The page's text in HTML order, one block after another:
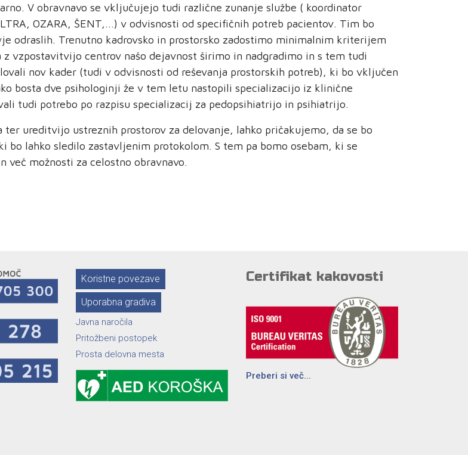
V obravnavo se vključujejo tudi različne zunanje službe ( koordinator
OZARA, ŠENT,...) v odvisnosti od specifičnih potreb pacientov. Tim bo
odraslih. Trenutno kadrovsko in prostorsko zadostimo minimalnim kriterijem
vzpostavitvijo centrov našo dejavnost širimo in nadgradimo in s tem tudi
nov kader (tudi v odvisnosti od reševanja prostorskih potreb), ki bo vključen
bosta dve psihologinji že v tem letu nastopili specializacijo iz klinične
tudi potrebo po razpisu specializacij za pedopsihiatrijo in psihiatrijo.
ureditvijo ustreznih prostorov za delovanje, lahko pričakujemo, da se bo
bo lahko sledilo zastavljenim protokolom. S tem pa bomo osebam, ki se
možnosti za celostno obravnavo.
Koristne povezave
Uporabna gradiva
Javna naročila
Pritožbeni postopek
Prosta delovna mesta
Certifikat kakovosti
Preberi si več...